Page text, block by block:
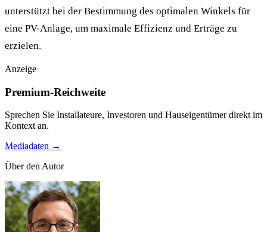
unterstützt bei der Bestimmung des optimalen Winkels für
eine PV-Anlage, um maximale Effizienz und Erträge zu
erzielen.
Anzeige
Premium-Reichweite
Sprechen Sie Installateure, Investoren und Hauseigentümer direkt im
Kontext an.
Mediadaten →
Über den Autor